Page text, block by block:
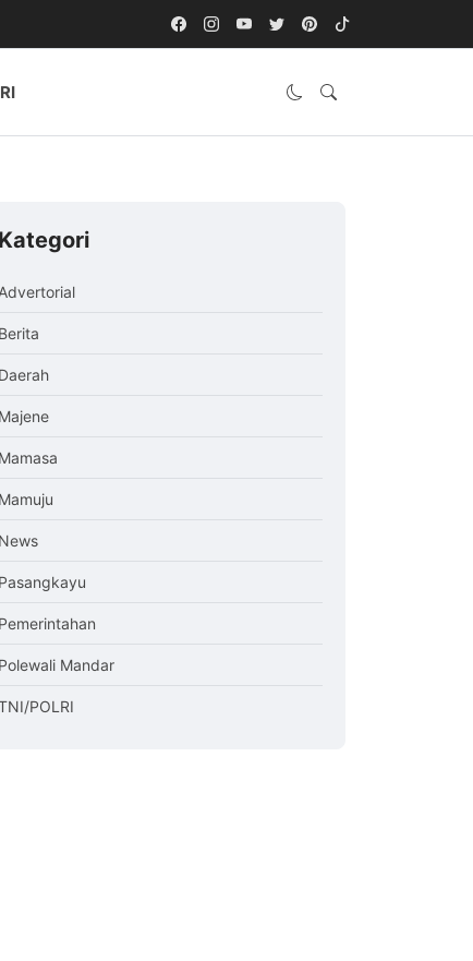
Kategori
Advertorial
Berita
Daerah
Majene
Mamasa
Mamuju
News
Pasangkayu
Pemerintahan
Polewali Mandar
POLRI